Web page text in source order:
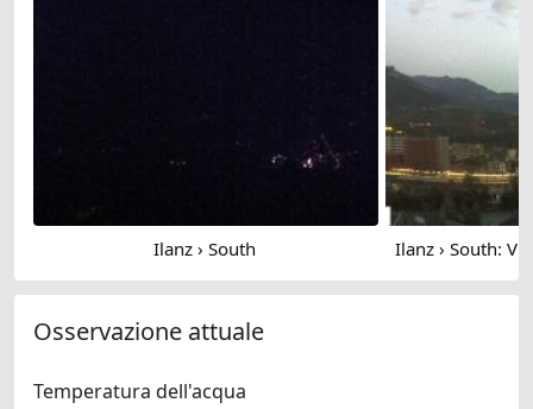
Ilanz › South
Osservazione attuale
Temperatura dell'acqua